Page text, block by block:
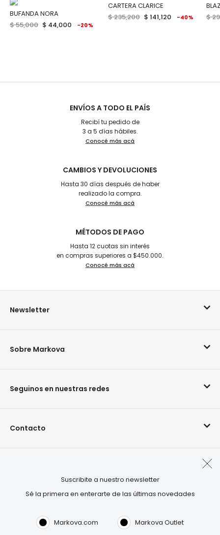
BUFANDA NORA
$ 55,000 $ 44,000 -20%
CARTERA CLARICE
$ 235,200 $ 141,120 -40%
$
ENVÍOS A TODO EL PAÍS
Recibí tu pedido de
3 a 5 días hábiles.
Conocé más acá
CAMBIOS Y DEVOLUCIONES
Hasta 30 días después de haber
realizado la compra.
Conocé más acá
MÉTODOS DE PAGO
Hasta 12 cuotas sin interés
en compras superiores a $450.000.
Conocé más acá
Newsletter
Sobre Markova
Seguinos en nuestras redes
Contacto
Suscribite a nuestro newsletter
Sé la primera en enterarte de las últimas novedades
Markova.com Markova Outlet